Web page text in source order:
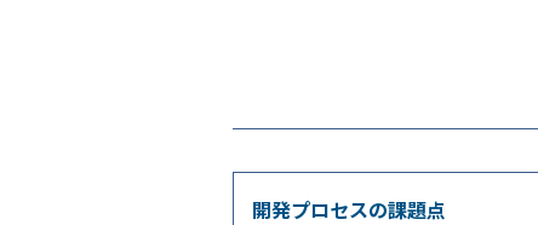
開発プロセスの課題点